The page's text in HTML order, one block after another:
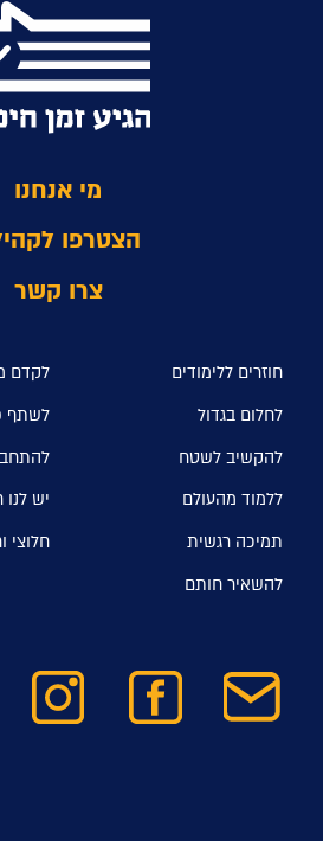
מי אנחנו
הצטרפו
צרו קשר
חוזרים ללימודים
לקדם
לחלום בגדול
לשתף
להקשיב לשטח
ללמוד מהעולם
יש לנו
תמיכה רגשית
חלוצי
להשאיר חותם